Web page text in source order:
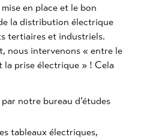
en place et le bon
la distribution électrique
tertiaires et industriels.
nous intervenons « entre le
prise électrique » ! Cela
notre bureau d’études
tableaux électriques,